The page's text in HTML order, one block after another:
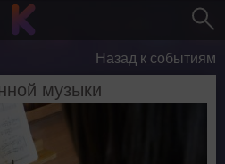
Назад к событиям
музыки